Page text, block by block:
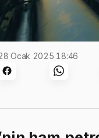
Ocak 2025 18:46